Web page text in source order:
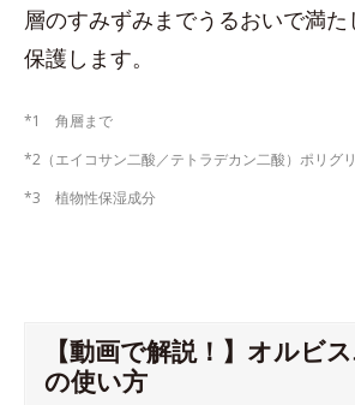
層のすみずみまでうるおいで満
保護します。
*1 角層まで
*2（エイコサン二酸／テトラデカン二酸）ポリグ
*3 植物性保湿成分
【動画で解説！】オルビ
の使い方